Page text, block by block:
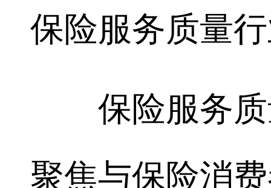
保险服务质量
保险服务质
聚焦与保险消